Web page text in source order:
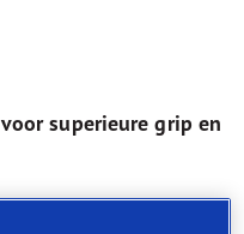
superieure grip en